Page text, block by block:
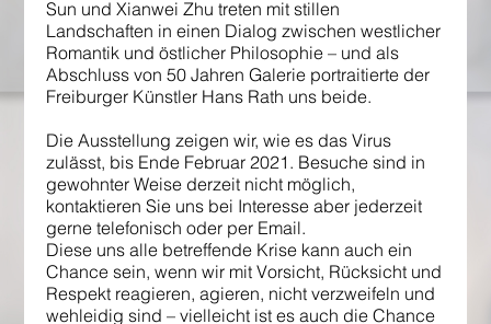
Sun und Xianwei Zhu treten mit stillen
Landschaften in einen Dialog zwischen westlicher
Romantik und östlicher Philosophie – und als
Abschluss von 50 Jahren Galerie portraitierte der
Freiburger Künstler Hans Rath uns beide.
Die Ausstellung zeigen wir, wie es das Virus
zulässt, bis Ende Februar 2021. Besuche sind in
gewohnter Weise derzeit nicht möglich,
kontaktieren Sie uns bei Interesse aber jederzeit
gerne telefonisch oder per Email.
Diese uns alle betreffende Krise kann auch ein
Chance sein, wenn wir mit Vorsicht, Rücksicht und
Respekt reagieren, agieren, nicht verzweifeln und
wehleidig sind – vielleicht ist es auch die Chance